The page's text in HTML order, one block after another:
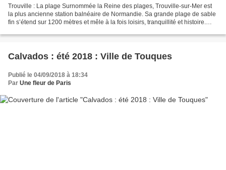
Trouville : La plage Surnommée la Reine des plages, Trouville-sur-Mer est
la plus ancienne station balnéaire de Normandie. Sa grande plage de sable
fin s’étend sur 1200 mètres et mêle à la fois loisirs, tranquillité et histoire.
Calvados : été 2018 : Ville de Touques
Publié le 04/09/2018 à 18:34
Par Une fleur de Paris